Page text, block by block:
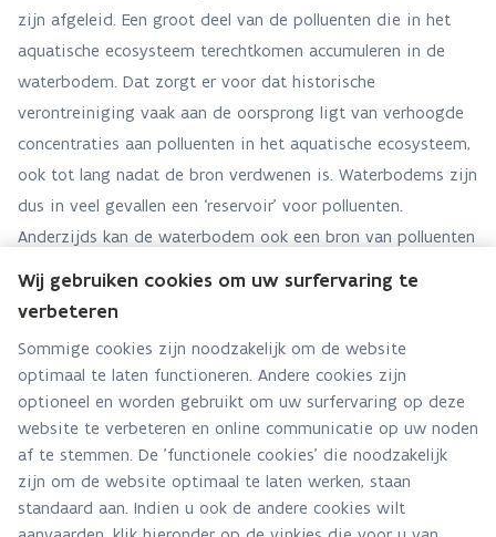
zijn afgeleid. Een groot deel van de polluenten die in het
aquatische ecosysteem terechtkomen accumuleren in de
waterbodem. Dat zorgt er voor dat historische
verontreiniging vaak aan de oorsprong ligt van verhoogde
concentraties aan polluenten in het aquatische ecosysteem,
ook tot lang nadat de bron verdwenen is. Waterbodems zijn
dus in veel gevallen een ‘reservoir’ voor polluenten.
Anderzijds kan de waterbodem ook een bron van polluenten
en foerageren, door resuspensie van sediment in de
Wij gebruiken cookies om uw surfervaring te
verbeteren
Sommige cookies zijn noodzakelijk om de website
optimaal te laten functioneren. Andere cookies zijn
optioneel en worden gebruikt om uw surfervaring op deze
website te verbeteren en online communicatie op uw noden
af te stemmen. De 'functionele cookies' die noodzakelijk
zijn om de website optimaal te laten werken, staan
standaard aan. Indien u ook de andere cookies wilt